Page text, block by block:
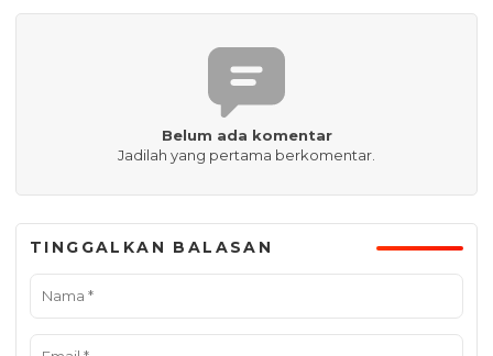
Belum ada komentar
Jadilah yang pertama berkomentar.
TINGGALKAN BALASAN